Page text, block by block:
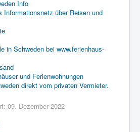
Info
Informationsnetz über Reisen und
in Schweden bei www.ferienhaus-
und Ferienwohnungen
direkt vom privaten Vermieter.
09. Dezember 2022